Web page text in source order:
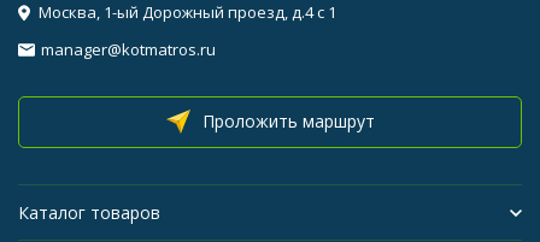
Москва, 1-ый Дорожный проезд, д.4 с 1
manager@kotmatros.ru
Проложить маршрут
Каталог товаров